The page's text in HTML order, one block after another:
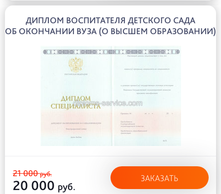
ДИПЛОМ ВОСПИТАТЕЛЯ ДЕТСКОГО САДА
ОБ ОКОНЧАНИИ ВУЗА (О ВЫСШЕМ ОБРАЗОВАНИИ)
21 000руб.
20 000 руб.
ЗАКАЗАТЬ